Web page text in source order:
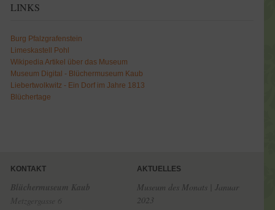
LINKS
Burg Pfalzgrafenstein
Limeskastell Pohl
Wikipedia Artikel über das Museum
Museum Digital - Blüchermuseum Kaub
Liebertwolkwitz - Ein Dorf im Jahre 1813
Blüchertage
KONTAKT
Blüchermuseum Kaub
Metzgergasse 6
AKTUELLES
Museum des Monats | Januar
2023